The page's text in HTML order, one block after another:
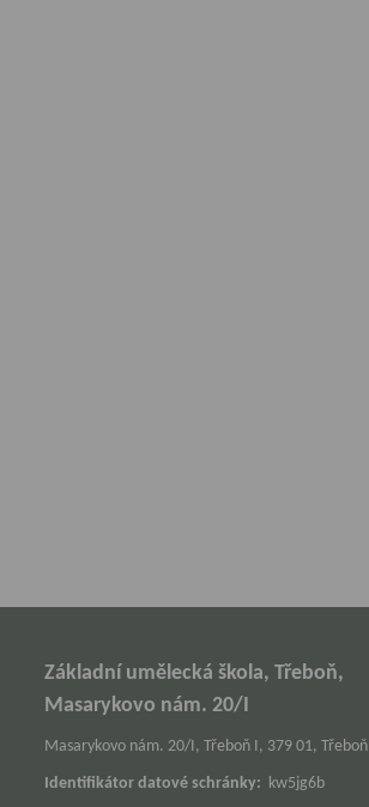
Základní umělecká škola, Třeboň,
Masarykovo nám. 20/I
Masarykovo nám. 20/I, Třeboň I, 379 01, Třeboň
Identifikátor datové schránky: kw5jg6b